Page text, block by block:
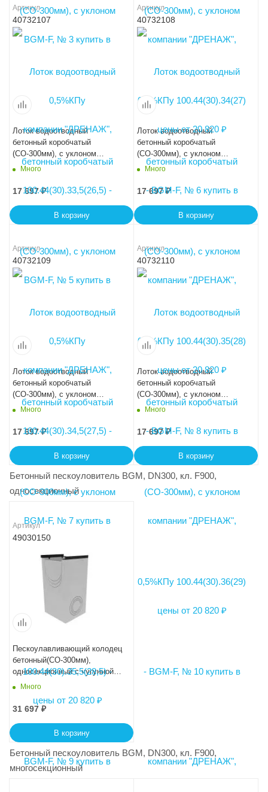
Артикул
40732107
Лоток водоотводный
бетонный коробчатый
(СО-300мм), с уклоном
0,5%КПу 100.44(30).34,5(27,5)
Много
17 697₽
В корзину
Артикул
40732108
Лоток водоотводный
бетонный коробчатый
(СО-300мм), с уклоном
0,5%КПу 100.44(30).35(28) -
Много
17 697₽
В корзину
Артикул
40732109
Лоток водоотводный
бетонный коробчатый
(СО-300мм), с уклоном
0,5%КПу 100.44(30).35,5(28,5)
Много
17 697₽
В корзину
Артикул
40732110
Лоток водоотводный
бетонный коробчатый
(СО-300мм), с уклоном
0,5%КПу 100.44(30).36(29) -
Много
17 697₽
В корзину
Бетонный пескоуловитель BGM, DN300, кл. F900,
односекционный
Артикул
49030150
Пескоулавливающий колодец
бетонный(СО-300мм),
односекционный с чугунной
насадкой ПКП
Много
31 697 ₽
В корзину
Бетонный пескоуловитель BGM, DN300, кл. F900,
многосекционный